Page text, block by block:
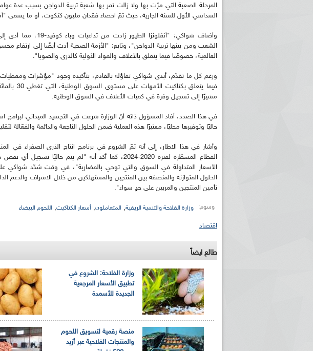
المرحلة الصعبة التي مرّت بها ولا زالت تمر بها شعبة تربية الدواجن بسبب عدة
السداسي الأول للسنة الجارية، حيث تمّ احصاء فقدان مليون كتكوت، أو ما يسمى
وأضاف شواكي: "أنفلونزا
الشعب ومن بينها تربية الدواجن"، وتابع: "الأزمة الصحية أدت أيضًا إلى ارتفاع
العالمية، خصوصًا فيما يتعلق بالأعلاف والمواد الأولية كالذرى والصويا".
ورغم كل ما تقدّم، أبدى شواكي تفاؤله بالقادم، بتأكيده وجود "مؤشرات ومعطيات
فيما يتعلق
مشيرًا إلى تسجيل وفرة في كميات الأعلاف في السوق الوطنية.
في هذا الصدد، أفاد المسؤول ذاته أنّ الوزارة شرعت في التجسيد الميداني لبرامج
حاليًا وتوفيرها محليًا، معتبرًا هذه العملية ضمن الحلول الناجعة والدائمة والفعّالة
وأشار في هذا الاطار، إلى أنه تمّ الشروع في برنامج انتاج الذرى الصفراء في
القطاع المسطّرة لفترة 2020-2024، كما أكد أنه "لم يتم
الأسعار المتداولة في السوق والتي توحي بالمضاربة"، في وقت شدّد شواكي على
الحلول المتوازنة والمنصفة بين المنتجين والمستهلكين من خلال الاشراف والدعم
تأمين المنتجين والمربين على حدٍ سواء".
وسوم: وزارة الفلاحة والتنمية الريفية, المتعاملون, أسعار الكتاكيت, اللحوم البيضاء
اقتصاد
طالع ايضاً
وزارة الفلاحة: الشروع في
تطبيق الأسعار المرجعية
الجديدة للأسمدة
منصة رقمية لتسويق اللحوم
والمنتجات الفلاحية عبر أزيد